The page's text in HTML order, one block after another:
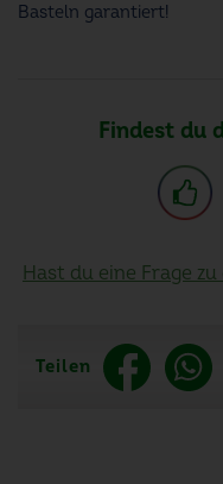
Basteln garantiert!
Findest du
Hast du eine Frage
Teilen